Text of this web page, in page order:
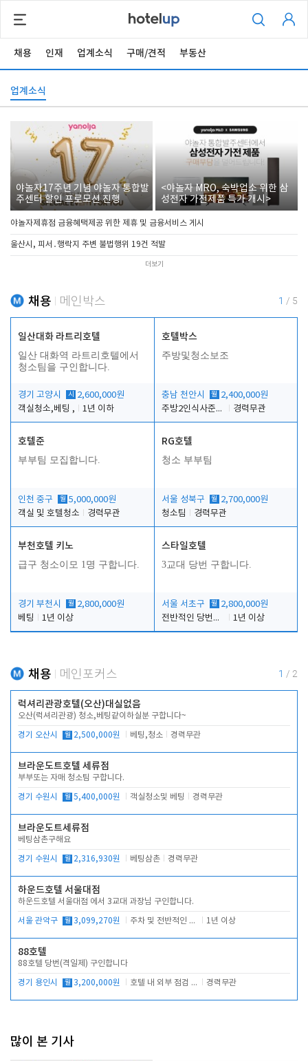
채용 인재 업계소식 구매/견적 부동산
업계소식
야놀자17주년 기념 야놀자 통합발
주센터 할인 프로모션 진행
<야놀자 MRO, 숙박업소 위한 삼
성전자 가전제품 특가 개시>
야놀자제휴점 금융혜택제공 위한 제휴 및 금융서비스 게시
울산시, 피서․행락지 주변 불법행위 19건 적발
더보기
채용 메인박스 1 / 5
일산대화 라트리호텔
일산 대화역 라트리호텔에서
청소팀을 구인합니다.
경기 고양시 시
2,600,000원
객실청소,베팅 ,
1년 이하
호텔박스
주방및청소보조
충남 천안시 월 2,400,000원
주방2인식사준비및청소린렌보조
경력무관
호텔준
부부팀 모집합니다.
인천 중구 월 5,000,000원
객실 및 호텔청소
경력무관
RG호텔
청소 부부팀
서울 성북구 월 2,700,000원
청소팀
경력무관
부천호텔 키노
급구 청소이모 1명 구합니다.
경기 부천시 월 2,800,000원
베팅
1년 이상
스타일호텔
3교대 당번 구합니다.
서울 서초구 월 2,800,000원
전반적인 당번업무
1년 이상
채용 메인포커스 1 / 2
럭셔리관광호텔(오산)대실없음
오산(럭셔리관광) 청소,베팅같이하실분 구합니다~
경기 오산시 월 2,500,000원 베팅,청소 경력무관
브라운도트호텔 세류점
부부또는 자매 청소팀 구합니다.
경기 수원시 월 5,400,000원 객실청소및 베팅 경력무관
브라운도트세류점
베팅삼촌구해요
경기 수원시 월 2,316,930원 베팅삼촌 경력무관
하운드호텔 서울대점
하운드호텔 서울대점 에서 3교대 과장님 구인합니다.
서울 관악구 월 3,099,270원 주차 및 전반적인 당번업무 1년 이상
88호텔
88호텔 당번(격일제) 구인합니다
경기 용인시 월 3,200,000원 호텔 내 외부 점검 및 프런트 운영 경력무관
많이 본 기사